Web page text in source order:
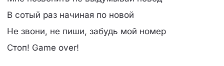
В сотый раз начиная по новой
Не звони, не пиши, забудь мой номер
Стоп! Game over!